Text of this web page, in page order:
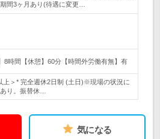
間3ヶ月あり(待遇に変更…
8時間【休憩】60分【時間外労働有無】有
上＞* 完全週休2日制 (土日)※現場の状況に
り。振替休…
気になる